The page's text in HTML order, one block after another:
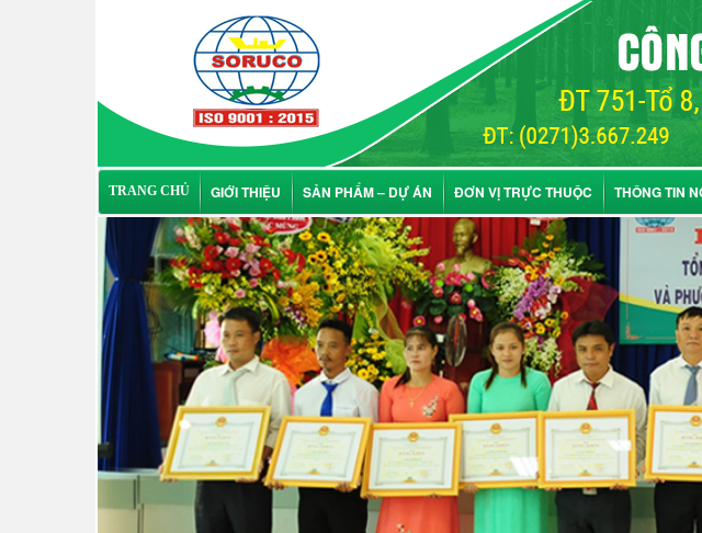
TRANG CHỦ GIỚI THIỆU SẢN PHẨM – DỰ ÁN ĐƠN VỊ TRỰC THUỘC THÔNG TIN